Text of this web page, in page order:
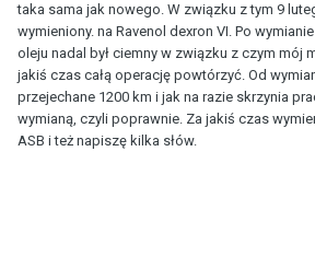
taka sama jak nowego. W związku z tym 9
wymieniony. na Ravenol dexron VI. Po
oleju nadal był ciemny w związku z czym mój
jakiś czas całą operację powtórzyć. Od
przejechane 1200 km i jak na razie skrzynia
wymianą, czyli poprawnie. Za jakiś czas
ASB i też napiszę kilka słów.